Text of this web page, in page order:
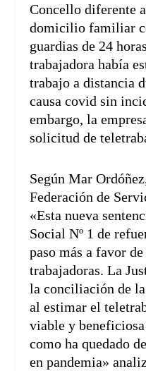
Concello diferente
domicilio familiar
guardias de 24
trabajadora había
trabajo a distancia
causa covid sin
embargo, la
solicitud de
Según Mar
Federación de
«Esta nueva
Social Nº 1 de
paso más a favor
trabajadoras. La
la conciliación de
al estimar el
viable y beneficiosa
como ha quedado
en pandemia»